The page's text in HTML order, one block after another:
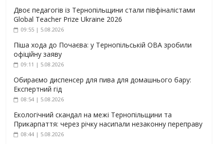
Двоє педагогів із Тернопільщини стали півфіналістами
Global Teacher Prize Ukraine 2026
09:55 | 5.08.2026
Піша хода до Почаєва: у Тернопільській ОВА зробили
офіційну заяву
09:11 | 5.08.2026
Обираємо диспенсер для пива для домашнього бару:
Експертний гід
08:54 | 5.08.2026
Екологічний скандал на межі Тернопільщини та
Прикарпаття: через річку насипали незаконну переправу
08:44 | 5.08.2026